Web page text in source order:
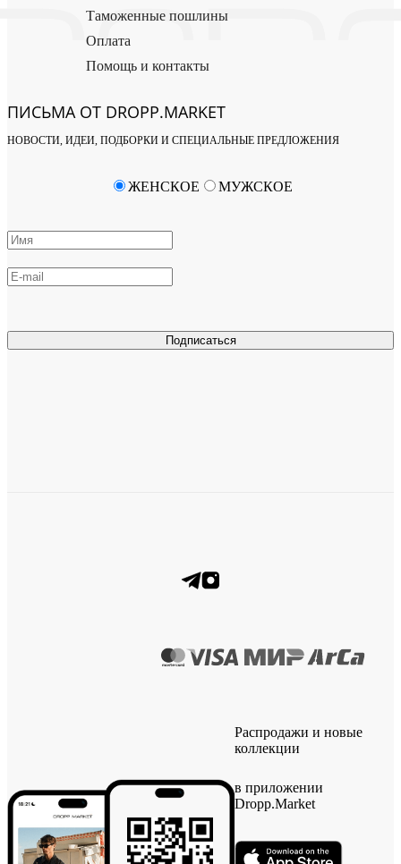
Таможенные пошлины
Оплата
Помощь и контакты
ПИСЬМА ОТ DROPP.MARKET
НОВОСТИ, ИДЕИ, ПОДБОРКИ И СПЕЦИАЛЬНЫЕ ПРЕДЛОЖЕНИЯ
Подписаться
ЖЕНСКОЕ МУЖСКОЕ
Распродажи и новые
коллекции
в приложении
Dropp.Market